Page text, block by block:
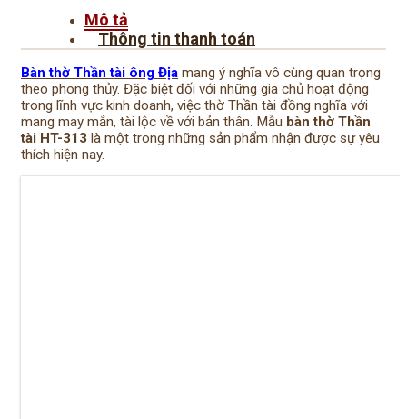
Mô tả
Thông tin thanh toán
Bàn thờ Thần tài ông Địa mang ý nghĩa vô cùng quan trọng
theo phong thủy. Đặc biệt đối với những gia chủ hoạt động
trong lĩnh vực kinh doanh, việc thờ Thần tài đồng nghĩa với
mang may mắn, tài lộc về với bản thân. Mẫu bàn thờ Thần
tài HT-313 là một trong những sản phẩm nhận được sự yêu
thích hiện nay.